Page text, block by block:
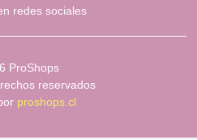
redes sociales
ProShops
reservados
proshops.cl